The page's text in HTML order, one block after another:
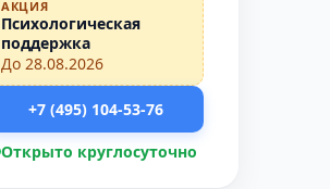
АКЦИЯ
Психологическая
поддержка
До 28.08.2026
+7 (495) 104-53-76
Открыто круглосуточно